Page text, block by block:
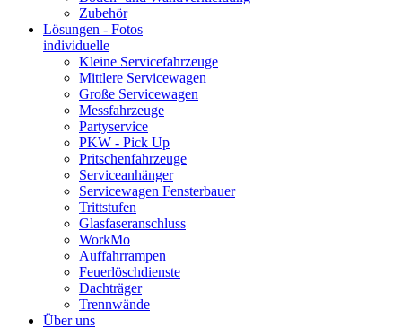
Zubehör
Lösungen - Fotos
individuelle
Kleine Servicefahrzeuge
Mittlere Servicewagen
Große Servicewagen
Messfahrzeuge
Partyservice
PKW - Pick Up
Pritschenfahrzeuge
Serviceanhänger
Servicewagen Fensterbauer
Trittstufen
Glasfaseranschluss
WorkMo
Auffahrrampen
Feuerlöschdienste
Dachträger
Trennwände
Über uns